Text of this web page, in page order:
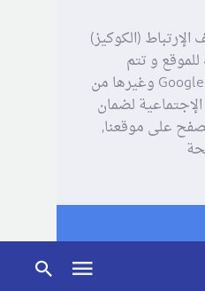
(الكوكيز)
و تتم
مشاركة بعض المعلومات مع Google وغيرها من
لضمان
على موقعنا,